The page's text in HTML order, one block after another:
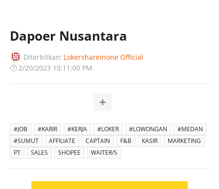
Dapoer Nusantara
Diterbitkan: Lokershareinone Official
🕐2/20/2023 10:11:00 PM
#JOB #KARIR #KERJA #LOKER #LOWONGAN
#MEDAN
#SUMUT
AFFILIATE CAPTAIN F&B KASIR
MARKETING
PT
SALES SHOPEE WAITER/S